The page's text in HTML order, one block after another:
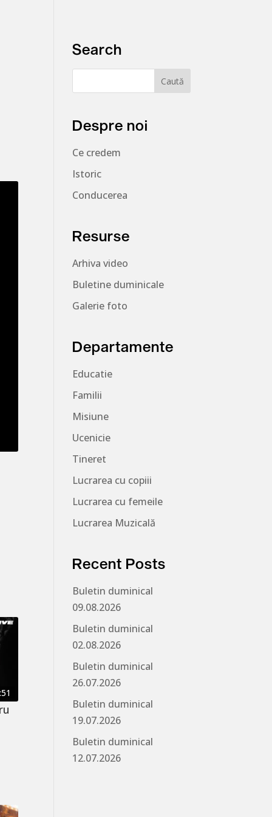
Search
Despre noi
Ce credem
Istoric
Conducerea
Resurse
Arhiva video
Buletine duminicale
Galerie foto
Departamente
Educatie
Familii
Misiune
Ucenicie
Tineret
Lucrarea cu copiii
Lucrarea cu femeile
Lucrarea Muzicală
Recent Posts
Buletin duminical
09.08.2026
Buletin duminical
02.08.2026
Buletin duminical
26.07.2026
Buletin duminical
19.07.2026
Buletin duminical
12.07.2026